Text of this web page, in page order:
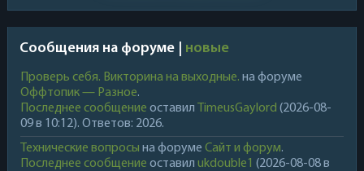
Сообщения на форуме | новые
Проверь себя. Викторина на выходные. на форуме
Оффтопик — Разное.
Последнее сообщение оставил TimeusGaylord (2026-08-
09 в 10:12). Ответов: 2026.
Технические вопросы на форуме Сайт и форум.
Последнее сообщение оставил ukdouble1 (2026-08-08 в